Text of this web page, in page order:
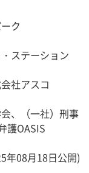
ク
ステーション
社アスコ
、（一社）刑事
護OASIS
年08月18日公開)